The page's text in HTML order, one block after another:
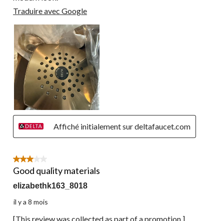
Traduire avec Google
Affiché initialement sur deltafaucet.com
3 étoile(s) sur 5.
Good quality materials
elizabethk163_8018
il y a 8 mois
[This review was collected as part of a promotion.]